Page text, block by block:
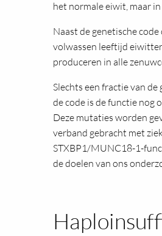
het normale eiwit, maar
Naast de genetische
volwassen leeftijd
produceren in alle
Slechts een fractie van
de code is de functie nog
Deze mutaties worden
verband gebracht met
STXBP1/MUNC18-1-
de doelen van ons